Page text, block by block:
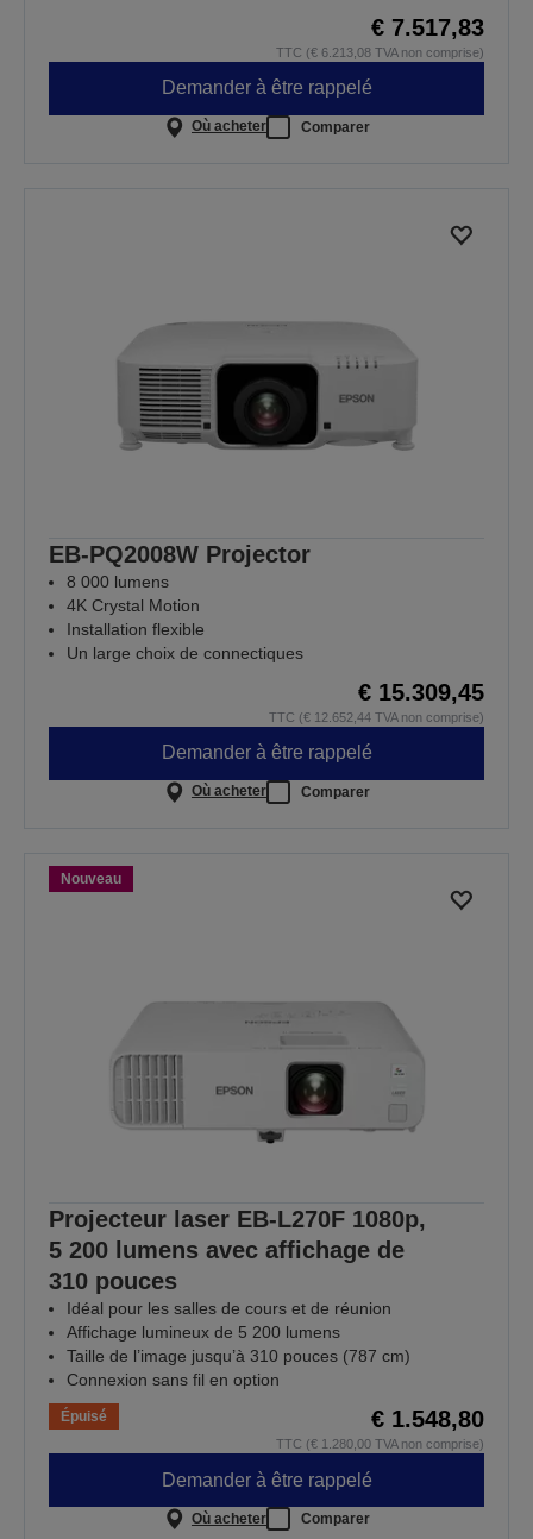
€ 7.517,83
TTC (€ 6.213,08 TVA non comprise)
Demander à être rappelé
Où acheter Comparer
EB-PQ2008W Projector
8 000 lumens
4K Crystal Motion
Installation flexible
Un large choix de connectiques
€ 15.309,45
TTC (€ 12.652,44 TVA non comprise)
Demander à être rappelé
Où acheter Comparer
Nouveau
Projecteur laser EB-L270F 1080p,
5 200 lumens avec affichage de
310 pouces
Idéal pour les salles de cours et de réunion
Affichage lumineux de 5 200 lumens
Taille de l’image jusqu’à 310 pouces (787 cm)
Connexion sans fil en option
Épuisé € 1.548,80
TTC (€ 1.280,00 TVA non comprise)
Demander à être rappelé
Où acheter Comparer